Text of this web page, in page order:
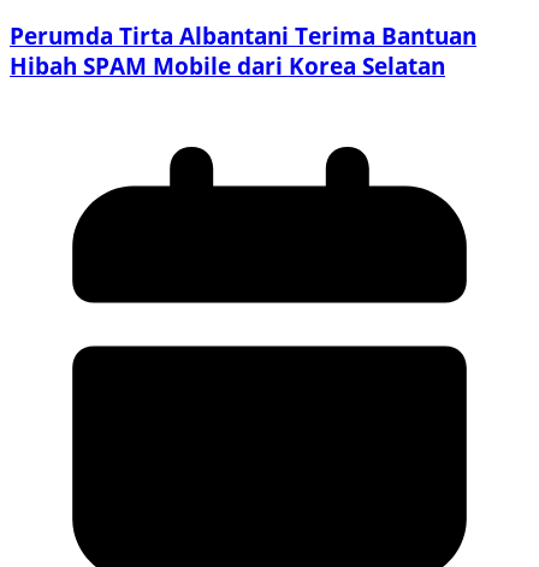
Perumda Tirta Albantani Terima Bantuan
Hibah SPAM Mobile dari Korea Selatan